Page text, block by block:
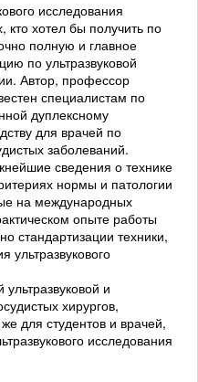
исследования
кто хотел бы получить по
полную и главное
по ультразвуковой
Автор, профессор
специалистам по
дуплексному
для врачей по
заболеваний.
сведения о технике
нормы и патологии
на международных
опыте работы
стандартизации техники,
ультразвукового
и
хирургов,
для студентов и врачей,
исследования